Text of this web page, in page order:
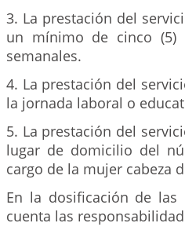
3. La prestación del
un mínimo de cinco (5)
semanales.
4. La prestación del
la jornada laboral o
5. La prestación del
lugar de domicilio del
cargo de la mujer cabeza
En la dosificación de
cuenta las